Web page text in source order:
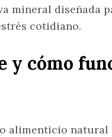
mineral diseñada
cotidiano.
y cómo
alimenticio natural